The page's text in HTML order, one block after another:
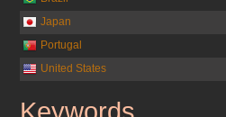
Japan
Portugal
United States
cyberdiet.com.br